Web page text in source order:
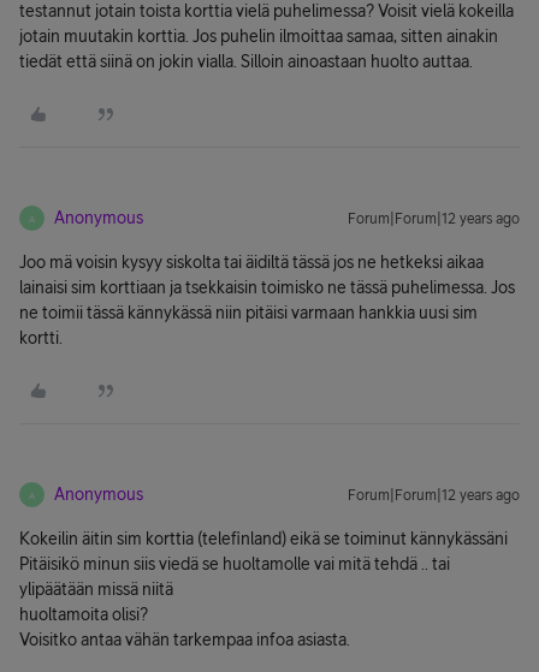
testannut jotain toista korttia vielä puhelimessa? Voisit vielä kokeilla
jotain muutakin korttia. Jos puhelin ilmoittaa samaa, sitten ainakin
tiedät että siinä on jokin vialla. Silloin ainoastaan huolto auttaa.
A Anonymous Forum|Forum|12 years ago
Joo mä voisin kysyy siskolta tai äidiltä tässä jos ne hetkeksi aikaa
lainaisi sim korttiaan ja tsekkaisin toimisko ne tässä puhelimessa. Jos
ne toimii tässä kännykässä niin pitäisi varmaan hankkia uusi sim
kortti.
A Anonymous Forum|Forum|12 years ago
Kokeilin äitin sim korttia (telefinland) eikä se toiminut kännykässäni
Pitäisikö minun siis viedä se huoltamolle vai mitä tehdä .. tai
ylipäätään missä niitä
huoltamoita olisi?
Voisitko antaa vähän tarkempaa infoa asiasta.